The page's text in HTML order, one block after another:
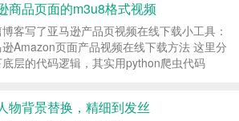
万的开发人员。 Exc...
商品页面的m3u8格式视频
客写了亚马逊产品页视频在线下载小工具：
逊Amazon页面产品视频在线下载方法 这里分
层的代码逻辑，其实用python爬虫代码
www.amazon.com/vdp...
物背景替换，精细到发丝